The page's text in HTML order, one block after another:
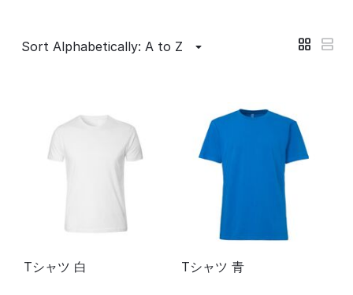
Sort Alphabetically: A to Z
Tシャツ 白 Tシャツ 青